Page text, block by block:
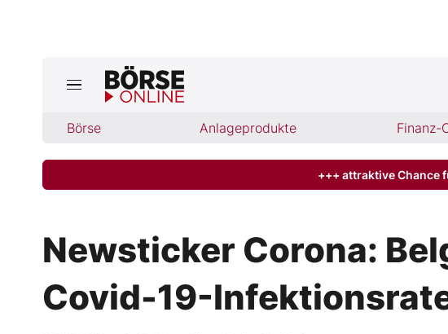
Börse Anlageprodukte Finanz-
Jetzt aktuelle Ausgabe BÖRSE ONLINE lesen
Finanz-Check
Abo & Shop
+++ attraktive Chance
Newsticker Corona:
Covid-19-